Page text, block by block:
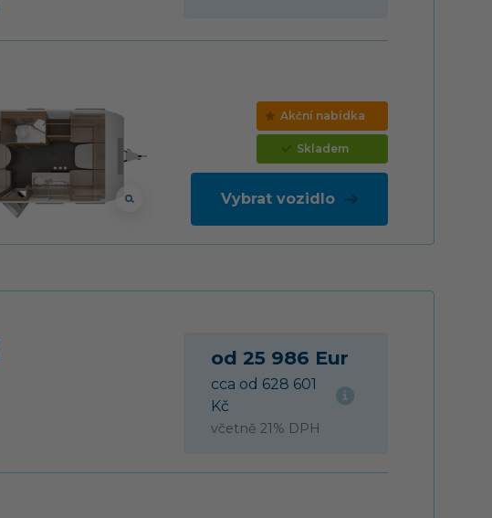
Akční nabídka
Skladem
Vybrat vozidlo
od 25 986 Eur
cca od 628 601
Kč
včetně 21% DPH